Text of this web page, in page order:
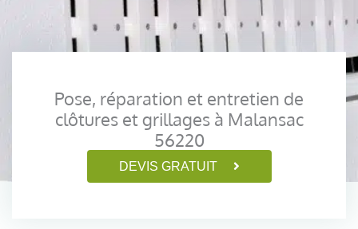
Pose, réparation et entretien de
clôtures et grillages à Malansac
56220
DEVIS GRATUIT